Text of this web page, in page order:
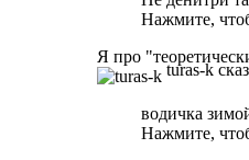
Нажмите,
Я про
turas-k
водичка
Нажмите,